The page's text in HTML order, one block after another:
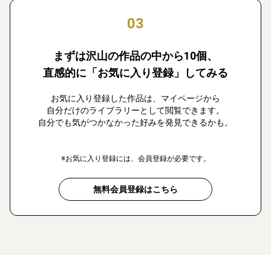
03
まずは沢山の作品の中から10個、
直感的に「お気に入り登録」してみる
お気に入り登録した作品は、マイページから
自分だけのライブラリーとして閲覧できます。
自分でも気がつかなかった好みを発見できるかも。
※お気に入り登録には、会員登録が必要です。
無料会員登録はこちら